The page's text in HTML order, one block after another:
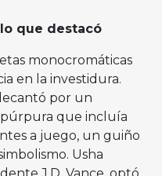
que destacó
monocromáticas
en la investidura.
por un
que incluía
a juego, un guiño
Usha